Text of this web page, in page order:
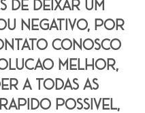
de deixar um
negativo, por
conosco
melhor,
a todas as
rápido possível,